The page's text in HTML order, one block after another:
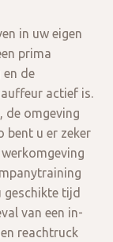
in uw eigen
prima
de
actief is.
de omgeving
bent u er zeker
geschikte tijd
van een in-
reachtruck